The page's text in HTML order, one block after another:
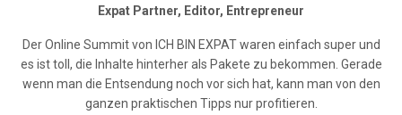
Expat Partner, Editor, Entrepreneur
Der Online Summit von ICH BIN EXPAT waren einfach super und
es ist toll, die Inhalte hinterher als Pakete zu bekommen. Gerade
wenn man die Entsendung noch vor sich hat, kann man von den
ganzen praktischen Tipps nur profitieren.